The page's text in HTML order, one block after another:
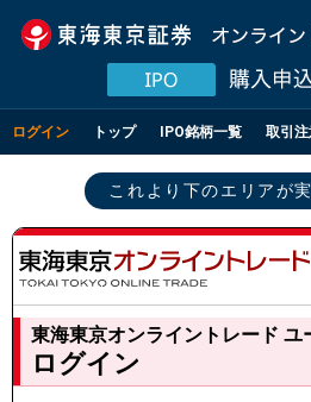
ログイン トップ IPO銘柄一覧 取引注
これより下のエリアが
東海東京オンライントレード ユ
ログイン